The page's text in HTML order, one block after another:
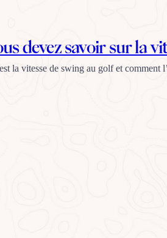
devez savoir sur la
la vitesse de swing au golf et comment